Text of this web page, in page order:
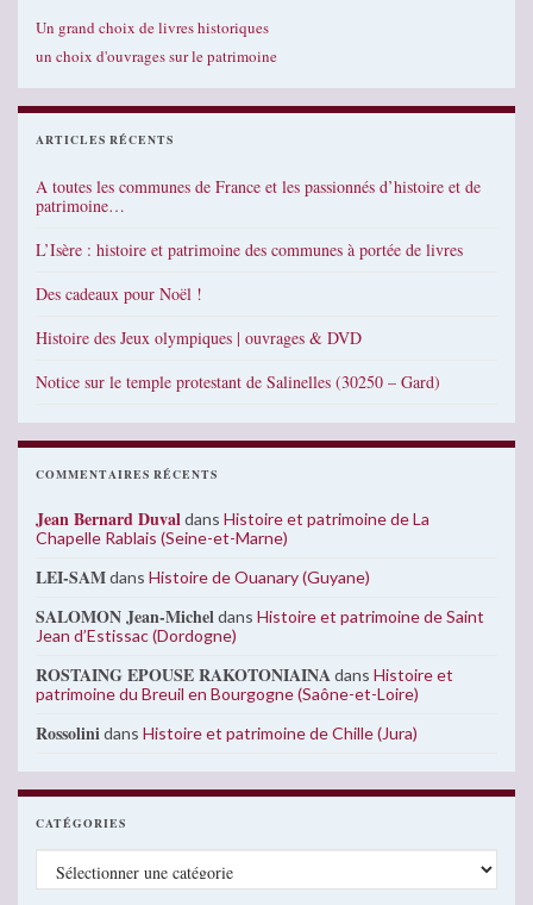
Un grand choix de livres historiques
un choix d'ouvrages sur le patrimoine
ARTICLES RÉCENTS
A toutes les communes de France et les passionnés d’histoire et de
patrimoine…
L’Isère : histoire et patrimoine des communes à portée de livres
Des cadeaux pour Noël !
Histoire des Jeux olympiques | ouvrages & DVD
Notice sur le temple protestant de Salinelles (30250 – Gard)
COMMENTAIRES RÉCENTS
Jean Bernard Duvaldans Histoire et patrimoine de La
Chapelle Rablais (Seine-et-Marne)
LEI-SAMdans Histoire de Ouanary (Guyane)
SALOMON Jean-Micheldans Histoire et patrimoine de Saint
Jean d’Estissac (Dordogne)
ROSTAING EPOUSE RAKOTONIAINAdans Histoire et
patrimoine du Breuil en Bourgogne (Saône-et-Loire)
Rossolinidans Histoire et patrimoine de Chille (Jura)
CATÉGORIES
Catégories